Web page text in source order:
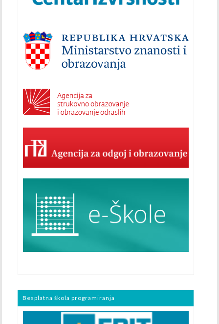
Besplatna škola programiranja